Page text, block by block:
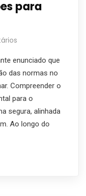
para
enunciado que
das normas no
Compreender o
para o
segura, alinhada
Ao longo do